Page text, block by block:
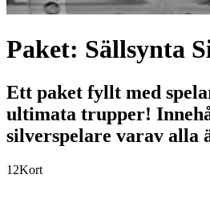
Paket: Sällsynta
Ett paket fyllt med
ultimata trupper!
silverspelare varav alla
12Kort